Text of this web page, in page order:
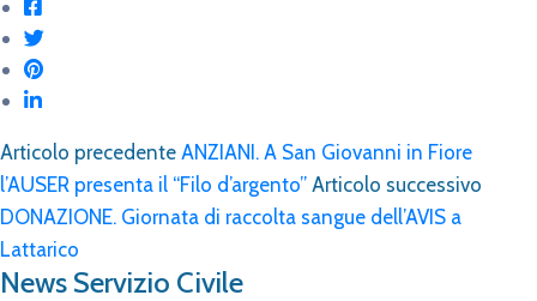
Articolo precedente ANZIANI. A San Giovanni in Fiore
l’AUSER presenta il “Filo d’argento” Articolo successivo
DONAZIONE. Giornata di raccolta sangue dell’AVIS a
Lattarico
News Servizio Civile